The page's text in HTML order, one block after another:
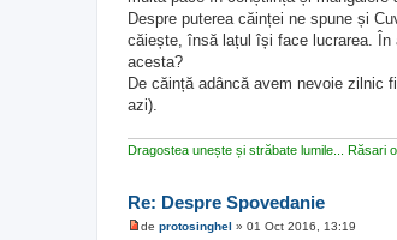
farmece”. Deci, sfinţind apă, a
dânsa au văzut-o că este femeie, cu
Apoi, poruncind să-i dea ei să
vedeau această minune.Apoi,
preacuratele lui Hristos Taine,
Despre puterea căinței ne spune și
căiește, însă lațul își face lucrarea.
acesta?
De căință adâncă avem nevoie zilnic
azi).
Dragostea unește și străbate lumile... Răsari
Re: Despre Spovedanie
de protosinghel » 01 Oct 2016, 13:19